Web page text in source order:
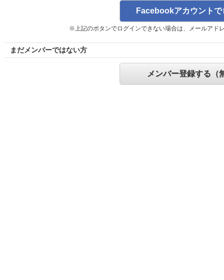
Facebookアカウントで
※上記のボタンでログインできない場合は、メールアド
まだメンバーではない方
メンバー登録する（